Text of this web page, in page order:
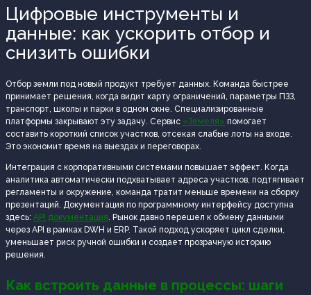
Цифровые инструменты и
данные: как ускорить отбор и
снизить ошибки
Отбор земли под новый продукт требует данных. Команда быстрее
принимает решения, когда видит карту ограничений, параметры ПЗЗ,
транспорт, школы и парки в одном окне. Специализированные
платформы закрывают эту задачу. Сервис «Земеля» помогает
составить короткий список участков, отсекая слабые лоты на входе.
Это экономит время на выездах и переговорах.
Интеграция с корпоративными системами повышает эффект. Когда
аналитика автоматически подхватывает адреса участков, подтягивает
регламенты и окружение, команда тратит меньше времени на сборку
презентаций. Документация по программному интерфейсу доступна
здесь: API документация. Рынок давно перешел к обмену данными
через API в рамках DWH и ERP. Такой подход ускоряет цикл сделки,
уменьшает риск ручной ошибки и создает прозрачную историю
решения.
Как встроить данные в процессы: шаги